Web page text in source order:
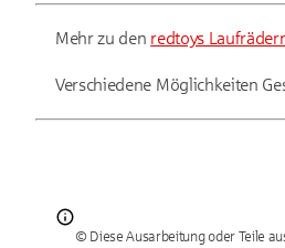
Mehr zu den redtoys
Verschiedene Möglichkeiten
© Diese Ausarbeitung oder Teile